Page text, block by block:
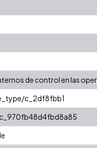
de control en las
c_2df8fbb1